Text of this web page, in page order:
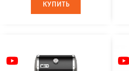
КУПИТЬ
КУПИТЬ